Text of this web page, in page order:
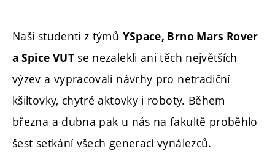
Naši studenti z týmů YSpace, Brno Mars Rover
a Spice VUTse nezalekli ani těch největších
výzev a vypracovali návrhy pro netradiční
kšiltovky, chytré aktovky i roboty. Během
března a dubna pak u nás na fakultě proběhlo
šest setkání všech generací vynálezců.